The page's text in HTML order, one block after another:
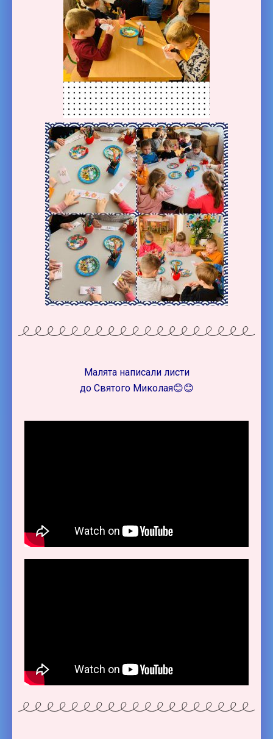
Малята написали листи
до Святого Миколая😊😊